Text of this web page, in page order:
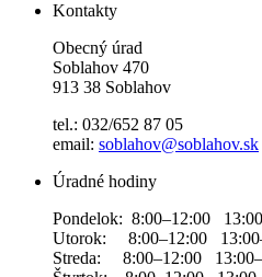
Kontakty
Obecný úrad
Soblahov 470
913 38 Soblahov
tel.: 032/652 87 05
email: soblahov@soblahov.sk
Úradné hodiny
Pondelok: 8:00–12:00
Utorok: 8:00–12:00
Streda: 8:00–12:00